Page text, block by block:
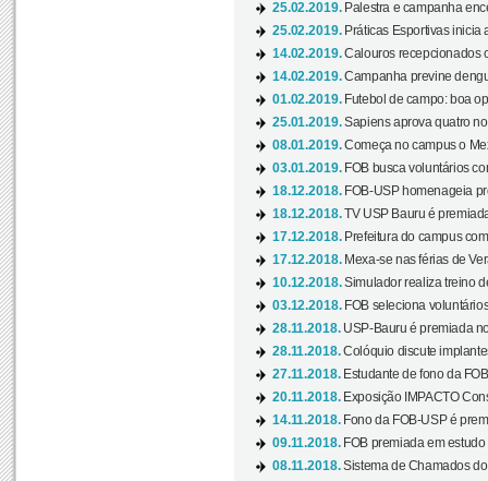
25.02.2019. Palestra e campanha
25.02.2019. Práticas Esportivas inicia
14.02.2019.Calouros recepcionados
14.02.2019.Campanha previne
01.02.2019. Futebol de campo: boa
25.01.2019.Sapiens aprova quatro
08.01.2019.Começa no campus o
03.01.2019. FOB busca voluntários
18.12.2018. FOB-USP homenageia
18.12.2018.TV USP Bauru é
17.12.2018. Prefeitura do campus
17.12.2018. Mexa-se nas férias de
10.12.2018.Simulador realiza treino
03.12.2018. FOB seleciona
28.11.2018. USP-Bauru é premiada
28.11.2018.Colóquio discute
27.11.2018. Estudante de fono da
20.11.2018. Exposição IMPACTO
14.11.2018. Fono da FOB-USP é
09.11.2018. FOB premiada em estudo
08.11.2018.Sistema de Chamados